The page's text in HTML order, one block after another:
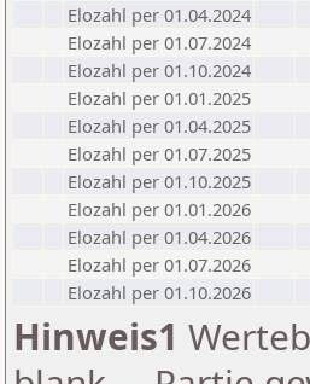
Elozahl per 01.04.2024
Elozahl per 01.07.2024
Elozahl per 01.10.2024
Elozahl per 01.01.2025
Elozahl per 01.04.2025
Elozahl per 01.07.2025
Elozahl per 01.10.2025
Elozahl per 01.01.2026
Elozahl per 01.04.2026
Elozahl per 01.07.2026
Elozahl per 01.10.2026
Hinweis1